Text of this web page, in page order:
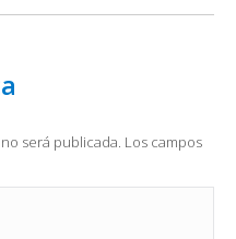
será publicada. Los campos